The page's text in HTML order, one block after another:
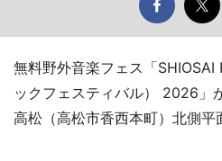
無料野外音楽フェス「SHIOSAI
ックフェスティバル） 2026」
高松（高松市香西本町）北側平